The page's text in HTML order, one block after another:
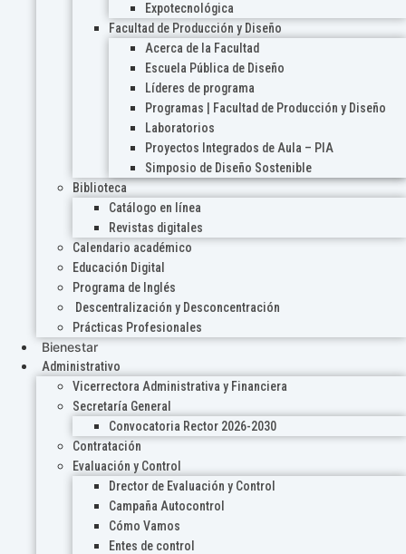
Expotecnológica
Facultad de Producción y Diseño
Acerca de la Facultad
Escuela Pública de Diseño
Líderes de programa
Programas | Facultad de Producción y Diseño
Laboratorios
Proyectos Integrados de Aula – PIA
Simposio de Diseño Sostenible
Biblioteca
Catálogo en línea
Revistas digitales
Calendario académico
Educación Digital
Programa de Inglés
Descentralización y Desconcentración
Prácticas Profesionales
Bienestar
Administrativo
Vicerrectora Administrativa y Financiera
Secretaría General
Convocatoria Rector 2026-2030
Contratación
Evaluación y Control
Drector de Evaluación y Control
Campaña Autocontrol
Cómo Vamos
Entes de control